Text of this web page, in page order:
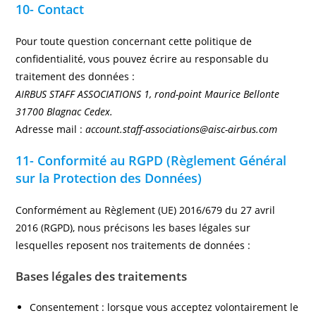
10- Contact
Pour toute question concernant cette politique de
confidentialité, vous pouvez écrire au responsable du
traitement des données :
AIRBUS STAFF ASSOCIATIONS 1, rond-point Maurice Bellonte
31700 Blagnac Cedex.
Adresse mail : account.staff-associations@aisc-airbus.com
11- Conformité au RGPD (Règlement Général
sur la Protection des Données)
Conformément au Règlement (UE) 2016/679 du 27 avril
2016 (RGPD), nous précisons les bases légales sur
lesquelles reposent nos traitements de données :
Bases légales des traitements
Consentement : lorsque vous acceptez volontairement le